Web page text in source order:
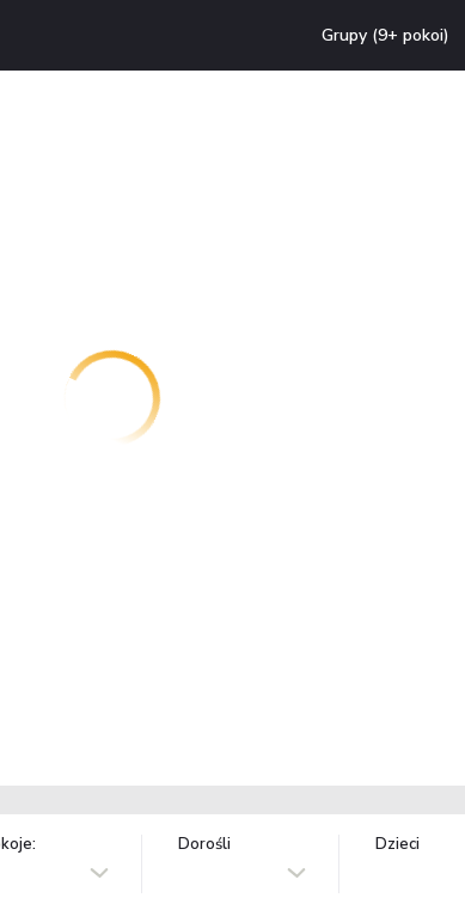
Grupy (9+ pokoi)
Dorośli Dzieci